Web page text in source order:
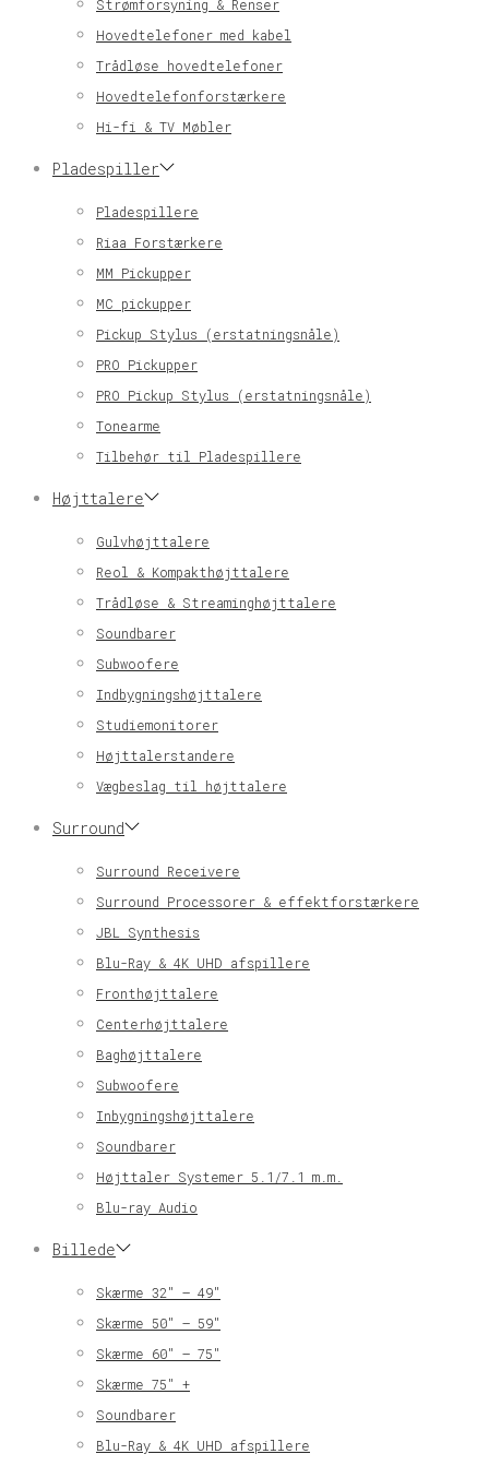
Strømforsyning & Renser
Hovedtelefoner med kabel
Trådløse hovedtelefoner
Hovedtelefonforstærkere
Hi-fi & TV Møbler
Pladespiller
Pladespillere
Riaa Forstærkere
MM Pickupper
MC pickupper
Pickup Stylus (erstatningsnåle)
PRO Pickupper
PRO Pickup Stylus (erstatningsnåle)
Tonearme
Tilbehør til Pladespillere
Højttalere
Gulvhøjttalere
Reol & Kompakthøjttalere
Trådløse & Streaminghøjttalere
Soundbarer
Subwoofere
Indbygningshøjttalere
Studiemonitorer
Højttalerstandere
Vægbeslag til højttalere
Surround
Surround Receivere
Surround Processorer & effektforstærkere
JBL Synthesis
Blu-Ray & 4K UHD afspillere
Fronthøjttalere
Centerhøjttalere
Baghøjttalere
Subwoofere
Inbygningshøjttalere
Soundbarer
Højttaler Systemer 5.1/7.1 m.m.
Blu-ray Audio
Billede
Skærme 32″ – 49″
Skærme 50″ – 59″
Skærme 60″ – 75″
Skærme 75″ +
Soundbarer
Blu-Ray & 4K UHD afspillere